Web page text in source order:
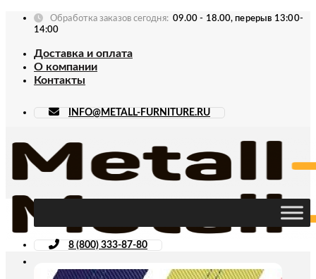
Skip
Обработка заказов сегодня: 09.00 - 18.00, перерыв 13:00-
14:00
Доставка и оплата
О компании
Контакты
INFO@METALL-FURNITURE.RU
8 (800) 333-87-80